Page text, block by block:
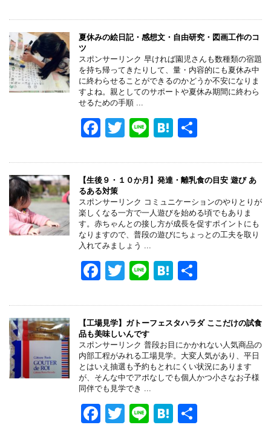
c
e
b
o
o
k
tt
er
e
e
n
a
夏休みの絵日記・感想文・自由研究・図画工作のコ
ツ
スポンサーリンク 早ければ園児さんも数種類の宿題
を持ち帰ってきたりして、量・内容的にも夏休み中
に終わらせることができるのかどうか不安になりま
すよね。親としてのサポートや夏休み期間に終わら
せるための手順 ...
F
c
e
b
o
o
k
T
tt
er
Li
e
H
e
n
a
【生後９・１０か月】発達・離乳食の目安 遊び あ
るある対策
スポンサーリンク コミュニケーションのやりとりが
楽しくなる一方で一人遊びを始める頃でもありま
す。赤ちゃんとの接し方が成長を促すポイントにも
なりますので、普段の遊びにちょっとの工夫を取り
入れてみましょう ...
F
c
e
b
o
o
k
T
tt
er
Li
e
H
e
n
a
【工場見学】ガトーフェスタハラダ ここだけの試食
品も美味しいんです
スポンサーリンク 普段お目にかかれない人気商品の
内部工程がみれる工場見学。大変人気があり、平日
とはいえ抽選も予約もとれにくい状況にあります
が、そんな中でアポなしでも個人かつ小さなお子様
同伴でも見学でき ...
F
T
Li
H